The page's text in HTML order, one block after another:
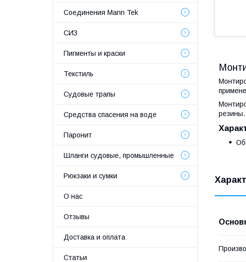
резины.
Соединения Mann Tek
СИЗ
Пигменты и краски
Текстиль
Судовые трапы
Средства спасения на воде
Паронит
Шланги судовые, промышленные
Рюкзаки и сумки
О нас
Отзывы
Доставка и оплата
Статьи